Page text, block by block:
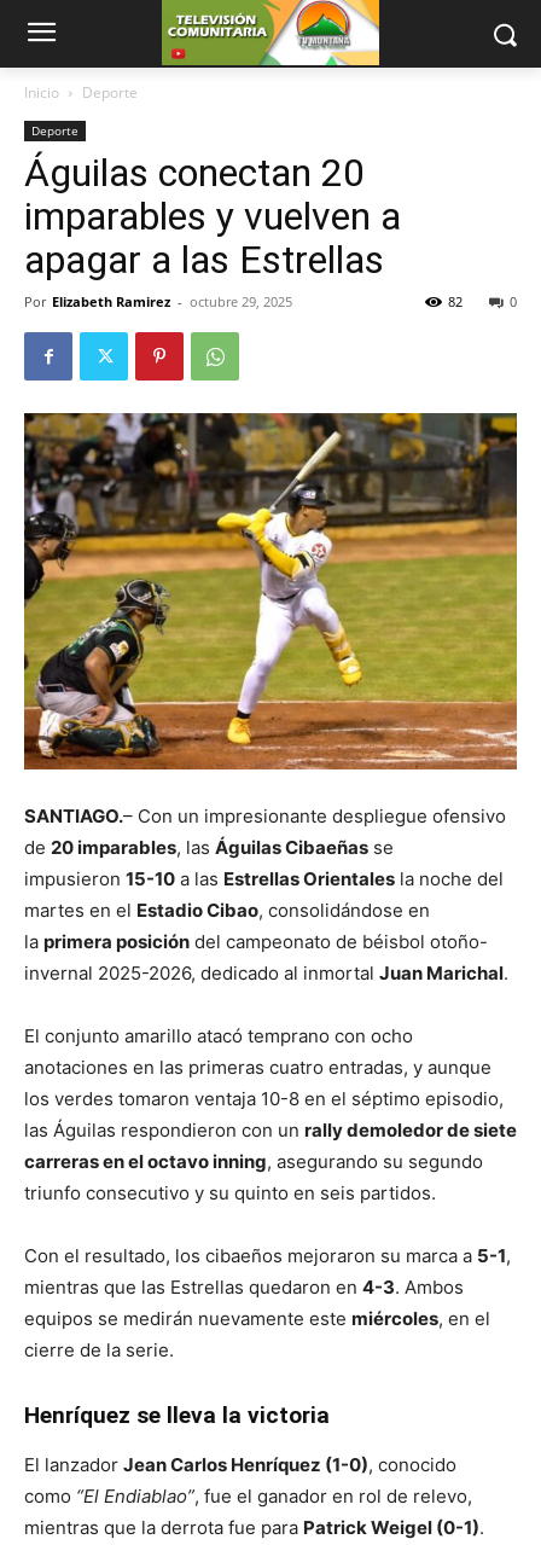
Inicio Deporte
Deporte
Águilas conectan 20
imparables y vuelven a
apagar a las Estrellas
Por Elizabeth Ramirez - octubre 29, 2025 0
82
SANTIAGO.– Con un impresionante despliegue ofensivo
de 20 imparables, las Águilas Cibaeñas se
impusieron 15-10 a las Estrellas Orientales la noche del
martes en el Estadio Cibao, consolidándose en
la primera posición del campeonato de béisbol otoño-
invernal 2025-2026, dedicado al inmortal Juan Marichal.
El conjunto amarillo atacó temprano con ocho
anotaciones en las primeras cuatro entradas, y aunque
los verdes tomaron ventaja 10-8 en el séptimo episodio,
las Águilas respondieron con un rally demoledor de siete
carreras en el octavo inning, asegurando su segundo
triunfo consecutivo y su quinto en seis partidos.
Con el resultado, los cibaeños mejoraron su marca a 5-1,
mientras que las Estrellas quedaron en 4-3. Ambos
equipos se medirán nuevamente este miércoles, en el
cierre de la serie.
Henríquez se lleva la victoria
El lanzador Jean Carlos Henríquez (1-0), conocido
como “El Endiablao”, fue el ganador en rol de relevo,
mientras que la derrota fue para Patrick Weigel (0-1).